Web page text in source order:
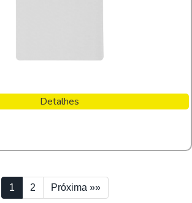
Detalhes
1 2 Próxima »»